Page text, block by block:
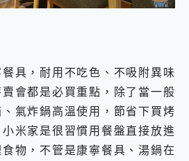
具，耐用不吃色、不吸附異味
會都是必買重點，除了當一般
氣炸鍋高溫使用，節省下買烤
米家是很習慣用餐盤直接放進
物，不管是康寧餐具、湯鍋在